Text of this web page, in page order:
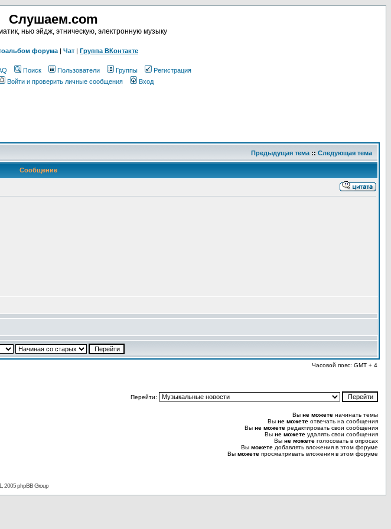
Слушаем.com
нью эйдж, этническую, электронную музыку
форума | Чат | Группа ВКонтакте
Поиск Пользователи Группы
Регистрация
Войти и проверить личные сообщения Вход
Предыдущая тема :: Следующая тема
Сообщение
Часовой пояс: GMT + 4
Перейти:
Вы не можете начинать темы
Вы не можете отвечать на сообщения
Вы не можете редактировать свои сообщения
Вы не можете удалять свои сообщения
Вы не можете голосовать в опросах
Вы можете добавлять вложения в этом форуме
Вы можете просматривать вложения в этом форуме
2005 phpBB Group